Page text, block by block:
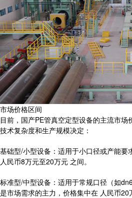
市场价格区间
目前，国产PE管真空定型设备的主流市
技术复杂度和生产规模决定：
基础型/小型设备：适用于小口径或产能要
人民币8万元至20万元 之间。
标准型/中型设备：适用于常规口径（如
是市场需求的主力，价格集中在 人民币20